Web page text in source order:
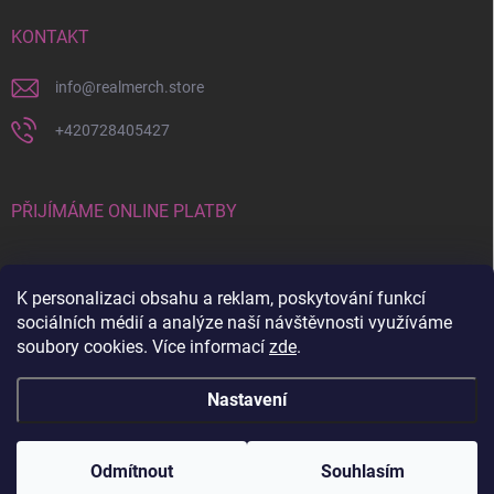
K personalizaci obsahu a reklam, poskytování funkcí
sociálních médií a analýze naší návštěvnosti využíváme
soubory cookies. Více informací zde.
Nastavení
Odmítnout Souhlasím
KONTAKT
info@realmerch.store
+420728405427
PŘIJÍMÁME ONLINE PLATBY
Stav objednávky a vrácení zboží
Copyright 2026RealMerch.store. Všechna práva vyhrazena.Upravit